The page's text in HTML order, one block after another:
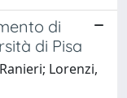
di
di Pisa
Lorenzi,